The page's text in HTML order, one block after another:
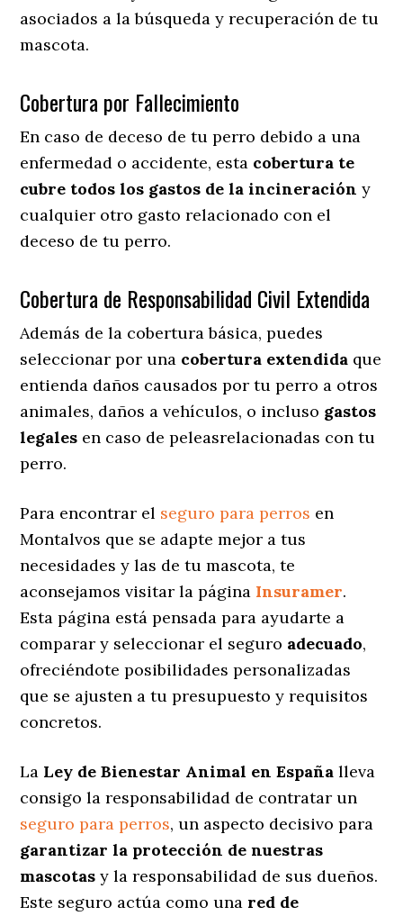
asociados a la búsqueda y recuperación de tu
mascota.
Cobertura por Fallecimiento
En caso de deceso de tu perro debido a una
enfermedad o accidente, esta cobertura te
cubre todos los gastos de la incineración y
cualquier otro gasto relacionado con el
deceso de tu perro.
Cobertura de Responsabilidad Civil Extendida
Además de la cobertura básica, puedes
seleccionar por una cobertura extendida que
entienda daños causados por tu perro a otros
animales, daños a vehículos, o incluso gastos
legales en caso de peleasrelacionadas con tu
perro.
Para encontrar el seguro para perros en
Montalvos que se adapte mejor a tus
necesidades y las de tu mascota, te
aconsejamos visitar la página Insuramer.
Esta página está pensada para ayudarte a
comparar y seleccionar el seguro adecuado,
ofreciéndote posibilidades personalizadas
que se ajusten a tu presupuesto y requisitos
concretos.
La Ley de Bienestar Animal en España lleva
consigo la responsabilidad de contratar un
seguro para perros, un aspecto decisivo para
garantizar la protección de nuestras
mascotas y la responsabilidad de sus dueños.
Este seguro actúa como una red de